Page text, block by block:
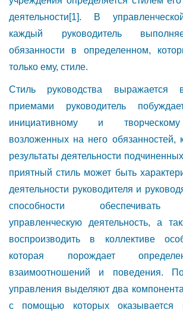
деятельности[1]. В
каждый руководитель
обязанности в определенном,
только ему, стиле.
Стиль руководства
приемами руководитель
инициативному и
возложенных на него обязанностей,
результаты деятельности
приятный стиль может быть
деятельности руководителя и
способности обеспечивать
управленческую деятельность, а
воспроизводить в коллективе
которая порождает
взаимоотношений и поведения.
управления выделяют два
с помощью которых оказывается